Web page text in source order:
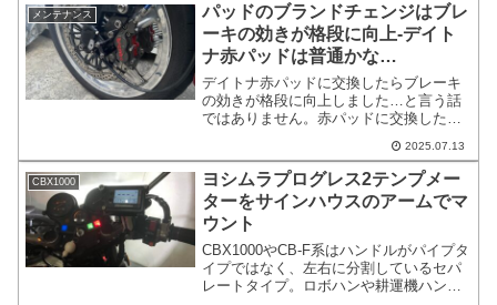
メンテナンス
パッドのブランドチェンジはブレ
ーキの効きが格段に向上-デイト
ナ赤パッドは普通かな…
デイトナ赤パッドに交換したらブレーキ
の効きが格段に向上しました…と言う話
ではありません。赤パッドに交換した事
分かりましたというお話です。私の
CBX1000はブレンボの4potアキシャルに
しております。
2025.07.13
CBX1000
ヨシムラプログレス2テンプメー
ターをサインハウスのアームでマ
ウント
CBX1000やCB-F系はハンドルがパイプタ
イプではなく、左右に分割しているセパ
レートタイプ。ロボハンや耕運機ハンド